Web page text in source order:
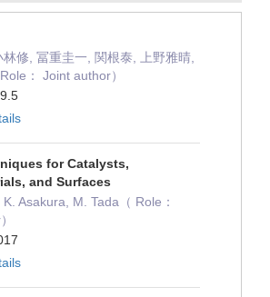
修, 冨重圭一, 関根泰, 上野雅晴,
： Joint author）
for Catalysts,
and Surfaces
Asakura, M. Tada（ Role：